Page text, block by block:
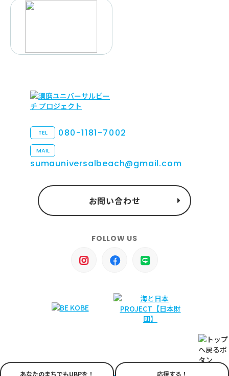
TEL 080-1181-7002
MAIL
sumauniversalbeach@gmail.com
お問い合わせ
FOLLOW US
あなたのまちでもUBPを！ 応援する！